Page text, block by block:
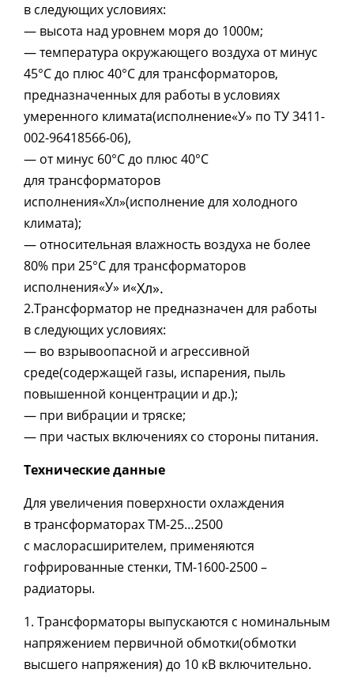
в следующих условиях:
— высота над уровнем моря до 1000м;
— температура окружающего воздуха от минус
45°С до плюс 40°С для трансформаторов,
предназначенных для работы в условиях
умеренного климата(исполнение«У» по ТУ 3411-
002-96418566-06),
— от минус 60°С до плюс 40°С
для трансформаторов
исполнения«Хл»(исполнение для холодного
климата);
— относительная влажность воздуха не более
80% при 25°С для трансформаторов
исполнения«У» и«Хл».
2.Трансформатор не предназначен для работы
в следующих условиях:
— во взрывоопасной и агрессивной
среде(содержащей газы, испарения, пыль
повышенной концентрации и др.);
— при вибрации и тряске;
— при частых включениях со стороны питания.
Технические данные
Для увеличения поверхности охлаждения
в трансформаторах ТМ-25…2500
с маслорасширителем, применяются
гофрированные стенки, ТМ-1600-2500 –
радиаторы.
1. Трансформаторы выпускаются с номинальным
напряжением первичной обмотки(обмотки
высшего напряжения) до 10 кВ включительно.